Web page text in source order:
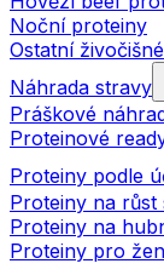
Noční proteiny
Ostatní
Náhrada stravy
Práškové
Proteinové
Proteiny podle
Proteiny na růst
Proteiny na
Proteiny pro